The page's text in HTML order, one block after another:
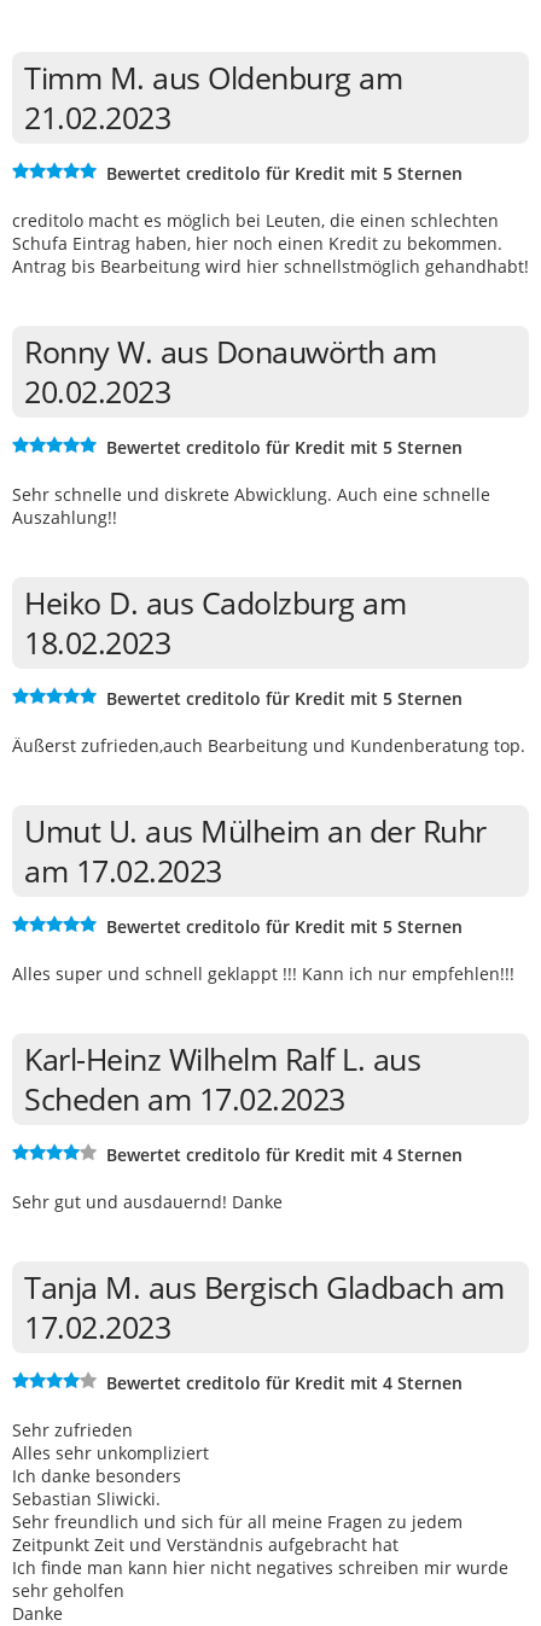
Timm M. aus Oldenburg am
21.02.2023
Bewertet creditolo für Kredit mit 5 Sternen
creditolo macht es möglich bei Leuten, die einen schlechten
Schufa Eintrag haben, hier noch einen Kredit zu bekommen.
Antrag bis Bearbeitung wird hier schnellstmöglich gehandhabt!
Ronny W. aus Donauwörth am
20.02.2023
Bewertet creditolo für Kredit mit 5 Sternen
Sehr schnelle und diskrete Abwicklung. Auch eine schnelle
Auszahlung!!
Heiko D. aus Cadolzburg am
18.02.2023
Bewertet creditolo für Kredit mit 5 Sternen
Äußerst zufrieden,auch Bearbeitung und Kundenberatung top.
Umut U. aus Mülheim an der Ruhr
am 17.02.2023
Bewertet creditolo für Kredit mit 5 Sternen
Alles super und schnell geklappt !!! Kann ich nur empfehlen!!!
Karl-Heinz Wilhelm Ralf L. aus
Scheden am 17.02.2023
Bewertet creditolo für Kredit mit 4 Sternen
Sehr gut und ausdauernd! Danke
Tanja M. aus Bergisch Gladbach am
17.02.2023
Bewertet creditolo für Kredit mit 4 Sternen
Sehr zufrieden
Alles sehr unkompliziert
Ich danke besonders
Sebastian Sliwicki.
Sehr freundlich und sich für all meine Fragen zu jedem
Zeitpunkt Zeit und Verständnis aufgebracht hat
Ich finde man kann hier nicht negatives schreiben mir wurde
sehr geholfen
Danke